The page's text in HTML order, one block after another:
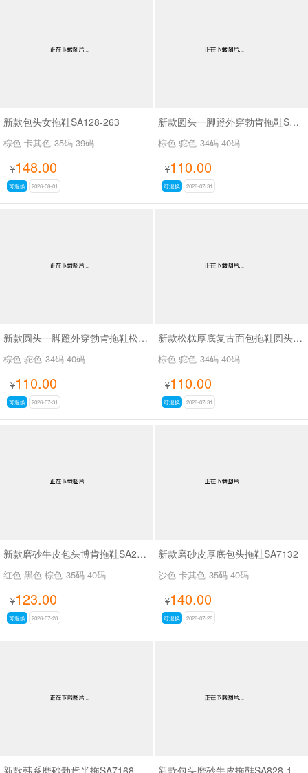
新款包头女拖鞋SA128-263
棕色 卡其色 35码-39码
¥148.00
可退换 2026-08-01
新款圆头一脚蹬外穿勃肯拖鞋SA9108
棕色 驼色 34码-40码
¥110.00
可退换 2026-07-31
新款圆头一脚蹬外穿勃肯拖鞋松糕厚底复古面包拖鞋SA9103
棕色 驼色 34码-40码
¥110.00
可退换 2026-07-31
新款松糕厚底复古面包拖鞋圆头一脚蹬外穿勃肯拖鞋SA9113
棕色 驼色 34码-40码
¥110.00
可退换 2026-07-31
新款磨砂牛皮包头博肯拖鞋SA26018
红色 黑色 棕色 35码-40码
¥123.00
可退换 2026-07-28
新款磨砂皮厚底包头拖鞋SA7132
沙色 卡其色 35码-40码
¥140.00
可退换 2026-07-28
新款韩系磨砂勃肯半拖SA7168 新款包头磨砂牛皮拖鞋SA828-1